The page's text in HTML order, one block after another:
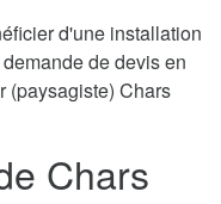
d'une installation
de devis en
(paysagiste) Chars
Chars